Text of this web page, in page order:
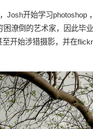
Josh开始学习photoshop
潦倒的艺术家，因此毕
开始涉猎摄影，并在